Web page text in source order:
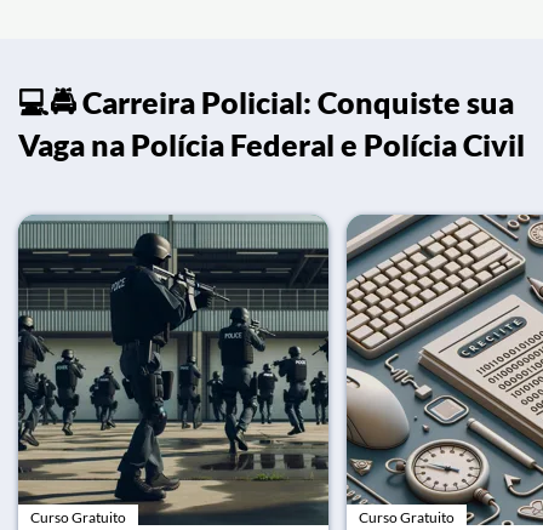
💻🚔 Carreira Policial: Conquiste sua
Vaga na Polícia Federal e Polícia Civil
Curso Gratuito Curso Gratuito